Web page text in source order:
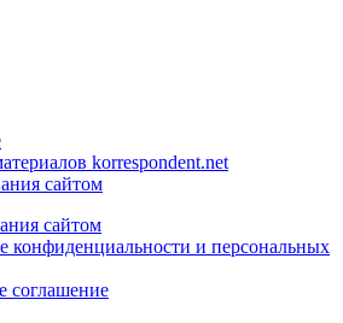
korrespondent.net
сайтом
сайтом
конфиденциальности и персональных
соглашение